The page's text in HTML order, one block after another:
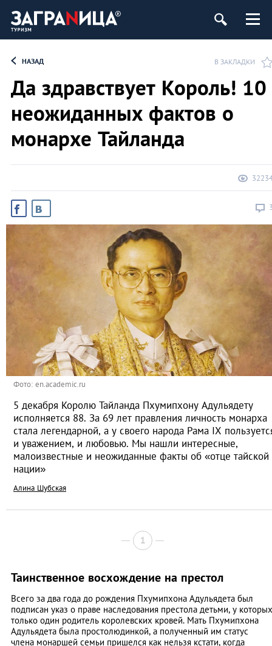
НАЗАД В ЗАКЛАДКИ
Да здравствует Король! 10
неожиданных фактов о
монархе Тайланда
Фото: en.academic.ru
5 декабря Королю Тайланда Пхумипхону Адульядету
исполняется 88. За 69 лет правления личность монарха
стала легендарной, а у своего народа Рама IX
и уважением, и любовью. Мы нашли интересные,
малоизвестные и неожиданные факты об «отце тайской
нации»
Алина Шубская
1
Таинственное восхождение на престол
Всего за два года до рождения Пхумипхона Адульядета был
подписан указ о праве наследования престола детьми, у которых
только один родитель королевских кровей. Мать Пхумипхона
Адульядета была простолюдинкой, а полученный им статус
члена монаршей семьи пришелся как нельзя кстати, когда